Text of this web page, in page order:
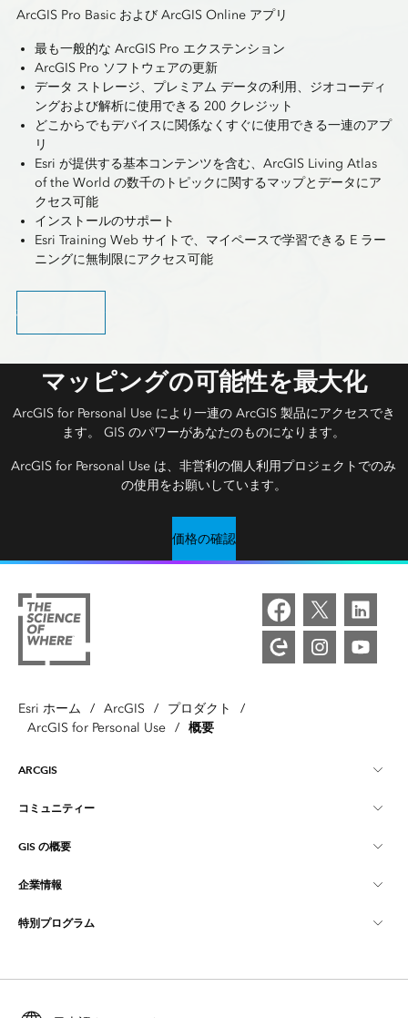
ArcGIS Pro Basic および ArcGIS Online アプリ
最も一般的な ArcGIS Pro エクステンション
ArcGIS Pro ソフトウェアの更新
データ ストレージ、プレミアム データの利用、ジオコーディ
ングおよび解析に使用できる 200 クレジット
どこからでもデバイスに関係なくすぐに使用できる一連のアプ
リ
Esri が提供する基本コンテンツを含む、ArcGIS Living Atlas
of the World の数千のトピックに関するマップとデータにア
クセス可能
インストールのサポート
Esri Training Web サイトで、マイペースで学習できる E ラー
ニングに無制限にアクセス可能
構成内容の紹介
マッピングの可能性を最大化
ArcGIS for Personal Use により一連の ArcGIS 製品にアクセスでき
ます。 GIS のパワーがあなたのものになります。
ArcGIS for Personal Use は、非営利の個人利用プロジェクトでのみ
の使用をお願いしています。
価格の確認
Esri ホーム / ArcGIS / プロダクト
/
ArcGIS for Personal Use / 概要
ARCGIS
ArcGIS の概要
マッピング
コミュニティー
Esri Community
ArcGIS ブログ
ユーザー調査およびテスト
GIS の概要
GIS とは
ロケーション インテリジェンス
企業情報
Esri について
採用情報
特別プログラム
ArcGIS for Student Use